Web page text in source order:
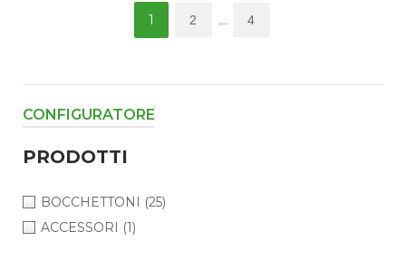
Paginazione
1 2 … 4
CONFIGURATORE
PRODOTTI
BOCCHETTONI (25)
ACCESSORI (1)